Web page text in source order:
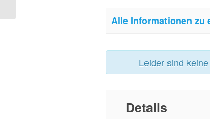
Alle Informationen zu
Leider sind
Details